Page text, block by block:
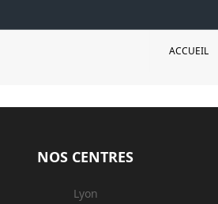
ACCUEIL
NOS CENTRES
Lyon